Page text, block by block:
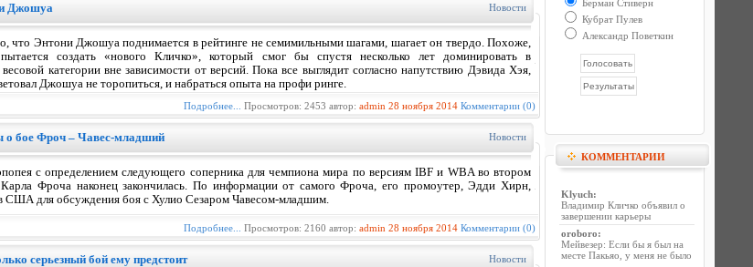
Джошуа Новости
что Энтони Джошуа поднимается в рейтинге не семимильными шагами, шагает он твердо. Похоже,
создать «нового Кличко», который смог бы спустя несколько лет доминировать в
категории вне зависимости от версий. Пока все выглядит согласно напутствию Дэвида Хэя,
Джошуа не торопиться, и набраться опыта на профи ринге.
Подробнее... Просмотров: 2453 автор: admin 28 ноября 2014 Комментарии (0)
о бое Фроч – Чавес-младший Новости
с определением следующего соперника для чемпиона мира по версиям IBF и WBA во втором
Карла Фроча наконец закончилась. По информации от самого Фроча, его промоутер, Эдди Хирн,
в США для обсуждения боя с Хулио Сезаром Чавесом-младшим.
Подробнее... Просмотров: 2160 автор: admin 28 ноября 2014 Комментарии (0)
серьезный бой ему предстоит Новости
Берман Стиверн
Кубрат Пулев
Александр Поветкин
КОММЕНТАРИИ
Klyuch:
Владимир Кличко объявил о
завершении карьеры
oroboro:
Мейвезер: Если бы я был на
месте Пакьяо, у меня не было